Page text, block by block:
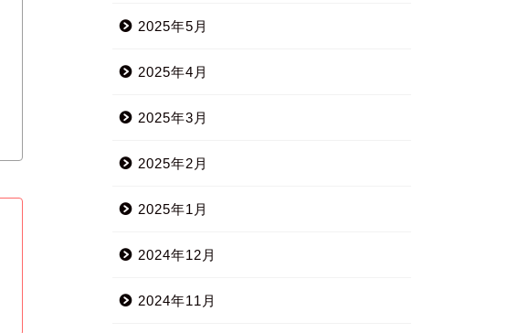
2025年5月
2025年4月
2025年3月
2025年2月
2025年1月
2024年12月
2024年11月